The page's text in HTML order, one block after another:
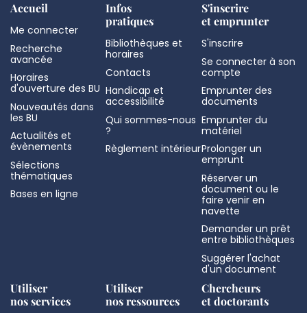
Accueil
Me connecter
Recherche
avancée
Horaires
d'ouverture des BU
Nouveautés dans
les BU
Actualités et
évènements
Sélections
thématiques
Bases en ligne
Infos
pratiques
Bibliothèques et
horaires
Contacts
Handicap et
accessibilité
Qui sommes-nous
?
Règlement intérieur
S'inscrire
et emprunter
S'inscrire
Se connecter à son
compte
Emprunter des
documents
Emprunter du
matériel
Prolonger un
emprunt
Réserver un
document ou le
faire venir en
navette
Demander un prêt
entre bibliothèques
Suggérer l'achat
d'un document
Utiliser
nos services
Utiliser
nos ressources
Chercheurs
et doctorants